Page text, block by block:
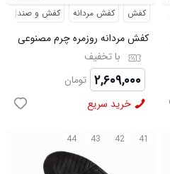
کفش کفش مردانه کفش و صندل
کفش مردانه روزمره چرم مصنوعی
50918
با تخفیف
۲,۶۰۹,۰۰۰ تومان
خرید سریع
41
42
43
44